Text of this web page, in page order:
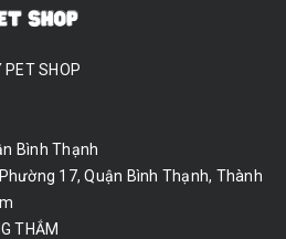
PET SHOP
Bình Thạnh
17, Quận Bình Thạnh, Thành
THẮM